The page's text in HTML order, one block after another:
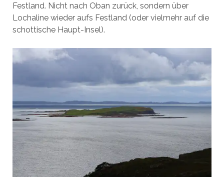
Festland. Nicht nach Oban zurück, sondern über
Lochaline wieder aufs Festland (oder vielmehr auf die
schottische Haupt-Insel).